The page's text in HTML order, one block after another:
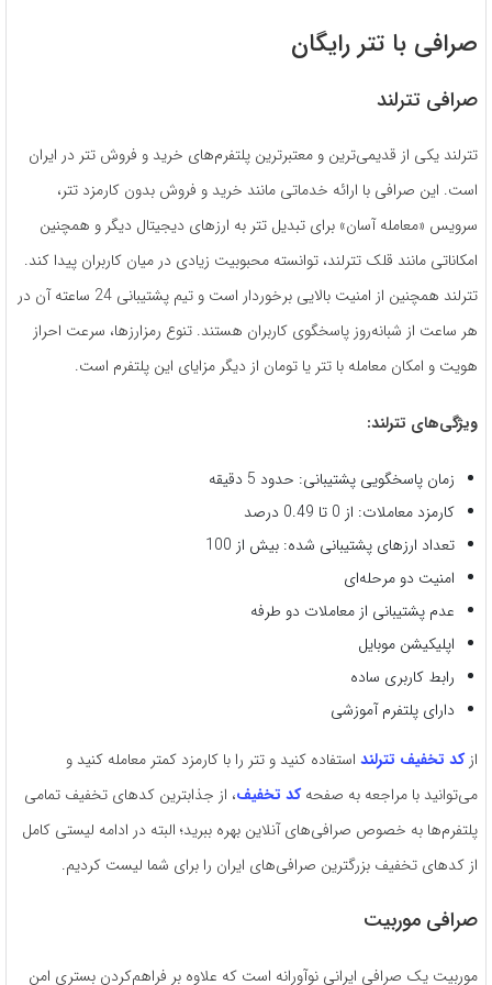
صرافی با تتر رایگان
صرافی تترلند
تترلند یکی از قدیمی‌ترین و معتبرترین پلتفرم‌های خرید و فروش تتر در ایران
است. این صرافی با ارائه خدماتی مانند خرید و فروش بدون کارمزد تتر،
سرویس «معامله آسان» برای تبدیل تتر به ارزهای دیجیتال دیگر و همچنین
امکاناتی مانند قلک تترلند، توانسته محبوبیت زیادی در میان کاربران پیدا کند.
تترلند همچنین از امنیت بالایی برخوردار است و تیم پشتیبانی 24 ساعته آن در
هر ساعت از شبانه‌روز پاسخگوی کاربران هستند. تنوع رمزارزها، سرعت احراز
هویت و امکان معامله با تتر یا تومان از دیگر مزایای این پلتفرم است.
ویژگی‌های تترلند:
زمان پاسخگویی پشتیبانی: حدود 5 دقیقه
کارمزد معاملات: از 0 تا 0.49 درصد
تعداد ارزهای پشتیبانی شده: بیش از 100
امنیت دو مرحله‌ای
عدم پشتیبانی از معاملات دو طرفه
اپلیکیشن موبایل
رابط کاربری ساده
دارای پلتفرم آموزشی
ازکد تخفیف تترلند استفاده کنید و تتر را با کارمزد کمتر معامله کنید و
می‌توانید با مراجعه به صفحهکد تخفیف، از جذابترین کدهای تخفیف تمامی
پلتفرم‌ها به خصوص صرافی‌های آنلاین بهره ببرید؛ البته در ادامه لیستی کامل
از کدهای تخفیف بزرگترین صرافی‌های ایران را برای شما لیست کردیم.
صرافی موربیت
موربیت یک صرافی ایرانی نوآورانه است که علاوه بر فراهم‌کردن بستری امن